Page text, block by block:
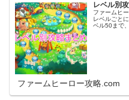
レベル別
ファームヒ
レベルごと
ベル50まで
ファームヒーロー攻略.com